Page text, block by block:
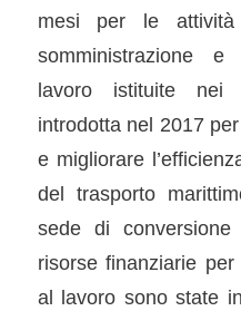
mesi per le
somministrazione
lavoro istituite nei
introdotta nel 2017
e migliorare
del trasporto
sede di
risorse ﬁnanziarie
al lavoro sono state